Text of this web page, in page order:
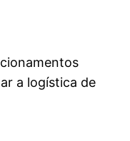
a logística de